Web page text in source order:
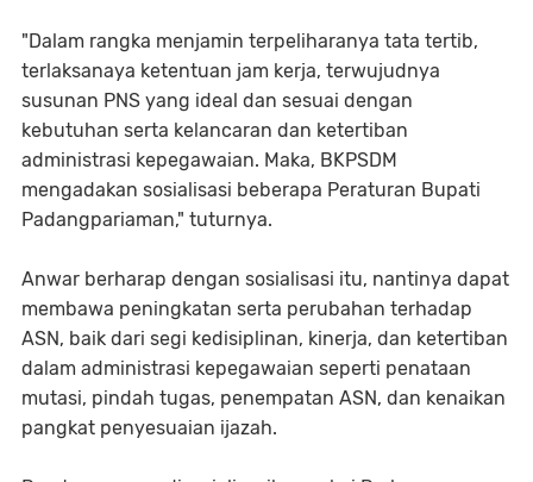
"Dalam rangka menjamin terpeliharanya tata tertib,
terlaksanaya ketentuan jam kerja, terwujudnya
susunan PNS yang ideal dan sesuai dengan
kebutuhan serta kelancaran dan ketertiban
administrasi kepegawaian. Maka, BKPSDM
mengadakan sosialisasi beberapa Peraturan Bupati
Padangpariaman," tuturnya.
Anwar berharap dengan sosialisasi itu, nantinya dapat
membawa peningkatan serta perubahan terhadap
ASN, baik dari segi kedisiplinan, kinerja, dan ketertiban
dalam administrasi kepegawaian seperti penataan
mutasi, pindah tugas, penempatan ASN, dan kenaikan
pangkat penyesuaian ijazah.